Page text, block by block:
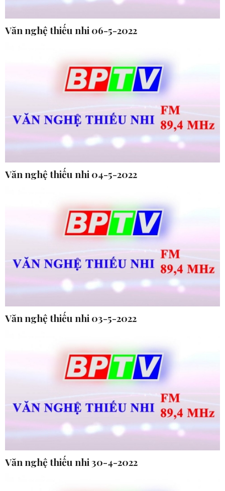
Văn nghệ thiếu nhi 06-5-2022
Văn nghệ thiếu nhi 04-5-2022
Văn nghệ thiếu nhi 03-5-2022
Văn nghệ thiếu nhi 30-4-2022